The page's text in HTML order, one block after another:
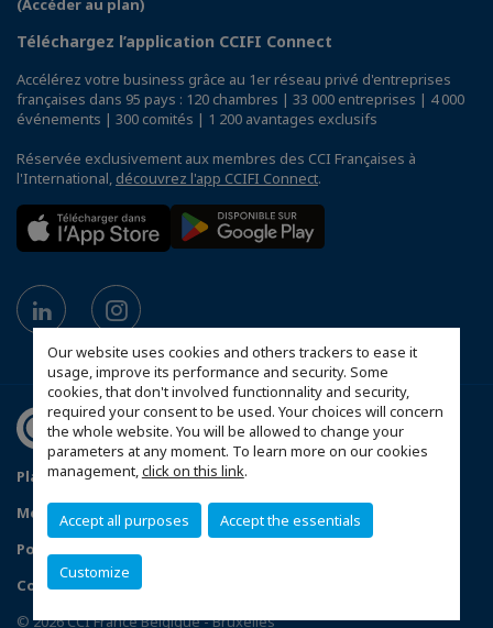
Our website uses cookies and others trackers to ease it
usage, improve its performance and security. Some
cookies, that don't involved functionnality and security,
required your consent to be used. Your choices will concern
the whole website. You will be allowed to change your
parameters at any moment. To learn more on our cookies
management,click on this link.
Accept all purposes Accept the essentials
Customize
(Accéder au plan)
Téléchargez l’application CCIFI Connect
Accélérez votre business grâce au 1er réseau privé d'entreprises
françaises dans 95 pays : 120 chambres | 33 000 entreprises | 4 000
événements | 300 comités | 1 200 avantages exclusifs
Réservée exclusivement aux membres des CCI Françaises à
l'International, découvrez l'app CCIFI Connect.
Plan du site
Conditions générales de vente
Mentions légales
Politique de confidentialité
Politique de protection des données personnelles
Configurer vos préférences cookies
© 2026 CCI France Belgique - Bruxelles